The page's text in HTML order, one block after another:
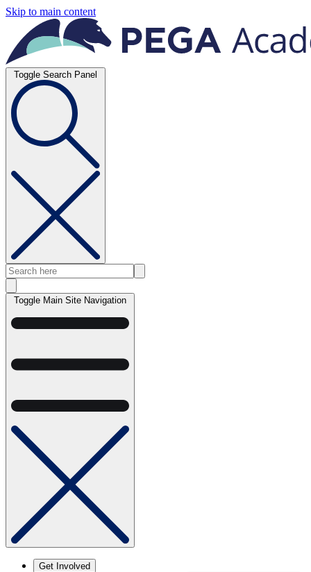
Skip to main content
Toggle Search Panel
Toggle Main Site Navigation
Get Involved